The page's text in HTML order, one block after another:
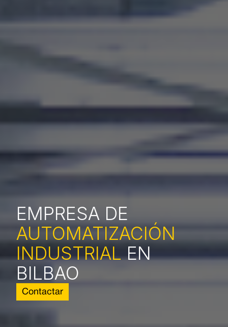
EMPRESA DE
AUTOMATIZACIÓN
INDUSTRIALEN
BILBAO
Contactar